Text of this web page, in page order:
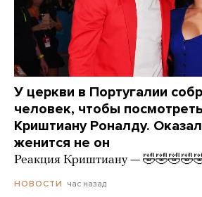
У церкви в Португалии
человек, чтобы
Криштиану Роналду.
женится не он
Реакция Криштиану —
НОВОСТИ час назад